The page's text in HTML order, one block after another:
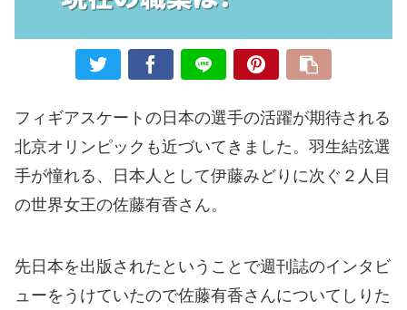
フィギアスケートの日本の選手の活躍が期待される
北京オリンピックも近づいてきました。羽生結弦選
手が憧れる、日本人として伊藤みどりに次ぐ２人目
の世界女王の佐藤有香さん。
先日本を出版されたということで週刊誌のインタビ
ューをうけていたので佐藤有香さんについてしりた